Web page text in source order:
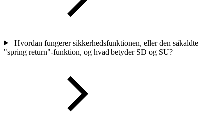
Hvordan fungerer sikkerhedsfunktionen, eller den såkaldte
"spring return"-funktion, og hvad betyder SD og SU?